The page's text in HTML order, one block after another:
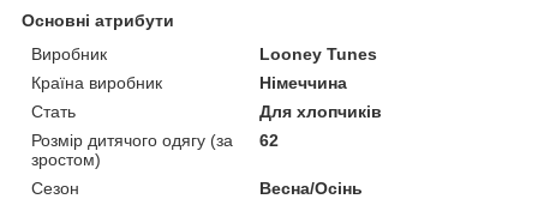
Основні атрибути
Виробник
Looney Tunes
Країна виробник
Німеччина
Стать
Для хлопчиків
Розмір дитячого одягу (за
зростом)
62
Сезон
Весна/Осінь